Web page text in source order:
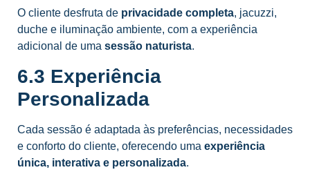
O cliente desfruta de privacidade completa, jacuzzi,
duche e iluminação ambiente, com a experiência
adicional de uma sessão naturista.
6.3 Experiência
Personalizada
Cada sessão é adaptada às preferências, necessidades
e conforto do cliente, oferecendo uma experiência
única, interativa e personalizada.